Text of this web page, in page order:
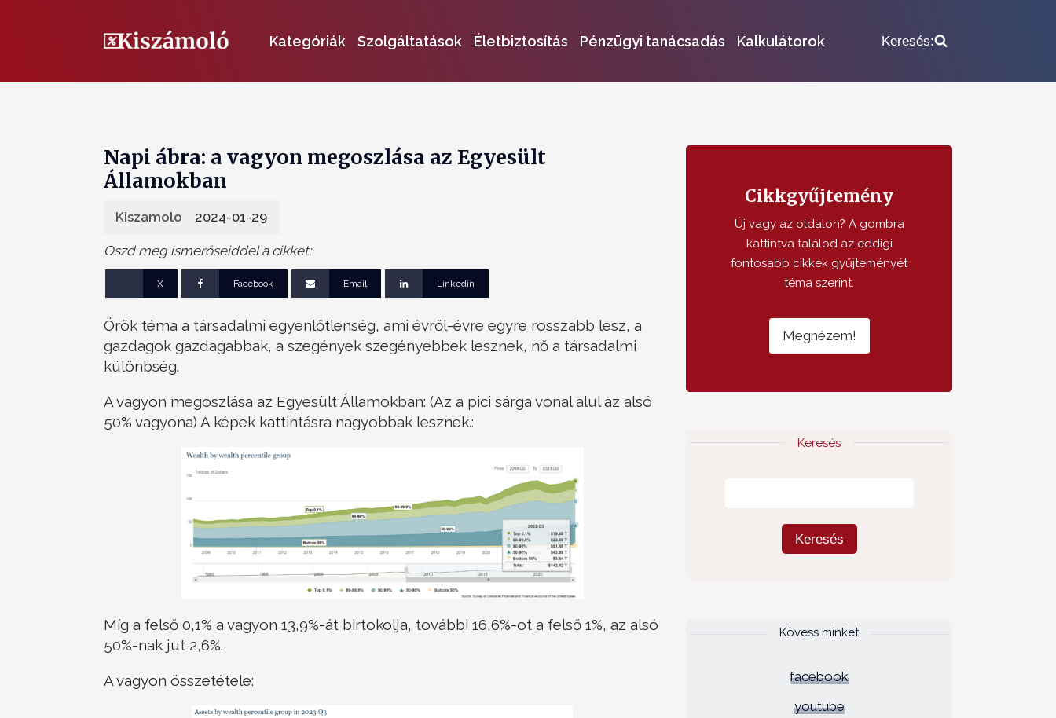
Kategóriák Szolgáltatások Életbiztosítás Pénzügyi tanácsadás Kalkulátorok Keresés:
Napi ábra: a vagyon megoszlása az Egyesült
Államokban
Kiszamolo 2024-01-29
Oszd meg ismerőseiddel a cikket:
X Facebook Email Linkedin
Örök téma a társadalmi egyenlőtlenség, ami évről-évre egyre rosszabb lesz, a
gazdagok gazdagabbak, a szegények szegényebbek lesznek, nő a társadalmi
különbség.
A vagyon megoszlása az Egyesült Államokban: (Az a pici sárga vonal alul az alsó
50% vagyona) A képek kattintásra nagyobbak lesznek.:
Míg a felső 0,1% a vagyon 13,9%-át birtokolja, további 16,6%-ot a felső 1%, az alsó
50%-nak jut 2,6%.
A vagyon összetétele:
Cikkgyűjtemény
Új vagy az oldalon? A gombra
kattintva találod az eddigi
fontosabb cikkek gyűjteményét
téma szerint.
Megnézem!
Keresés
Kövess minket
facebook
youtube